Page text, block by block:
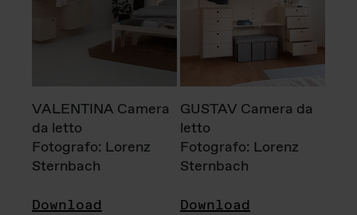
VALENTINA Camera
da letto
Fotografo: Lorenz
Sternbach
Download
GUSTAV Camera da
letto
Fotografo: Lorenz
Sternbach
Download